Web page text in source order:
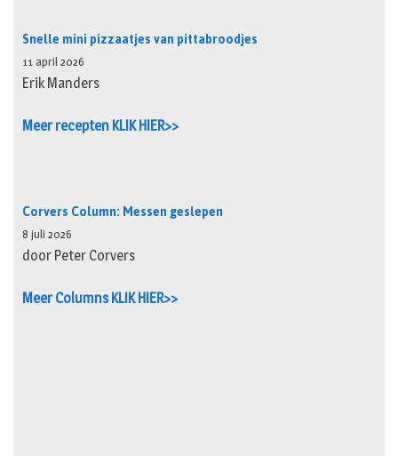
Snelle mini pizzaatjes van pittabroodjes
11 april 2026
Erik Manders
Meer recepten KLIK HIER>>
Corvers Column: Messen geslepen
8 juli 2026
door Peter Corvers
Meer Columns KLIK HIER>>